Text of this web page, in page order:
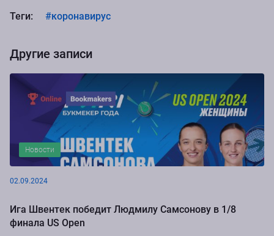
Теги: #коронавирус
Другие записи
Новости
02.09.2024
Ига Швентек победит Людмилу Самсонову в 1/8
финала US Open